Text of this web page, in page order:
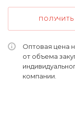
Оптовая цена
от объема
компании.